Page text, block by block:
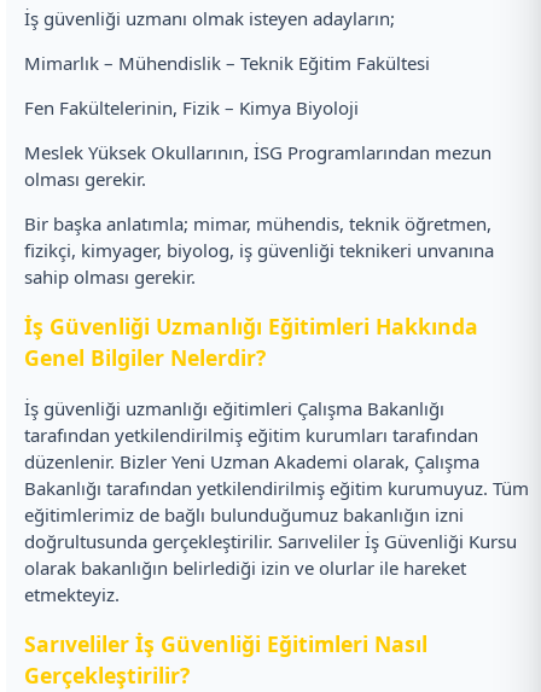
İş güvenliği uzmanı olmak isteyen adayların;
Mimarlık – Mühendislik – Teknik Eğitim Fakültesi
Fen Fakültelerinin, Fizik – Kimya Biyoloji
Meslek Yüksek Okullarının, İSG Programlarından mezun
olması gerekir.
Bir başka anlatımla; mimar, mühendis, teknik öğretmen,
fizikçi, kimyager, biyolog, iş güvenliği teknikeri unvanına
sahip olması gerekir.
İş Güvenliği Uzmanlığı Eğitimleri Hakkında
Genel Bilgiler Nelerdir?
İş güvenliği uzmanlığı eğitimleri Çalışma Bakanlığı
tarafından yetkilendirilmiş eğitim kurumları tarafından
düzenlenir. Bizler Yeni Uzman Akademi olarak, Çalışma
Bakanlığı tarafından yetkilendirilmiş eğitim kurumuyuz. Tüm
eğitimlerimiz de bağlı bulunduğumuz bakanlığın izni
doğrultusunda gerçekleştirilir. Sarıveliler İş Güvenliği Kursu
olarak bakanlığın belirlediği izin ve olurlar ile hareket
etmekteyiz.
Sarıveliler İş Güvenliği Eğitimleri Nasıl
Gerçekleştirilir?